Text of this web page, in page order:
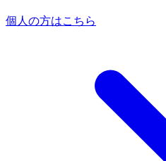
個人の方はこちら